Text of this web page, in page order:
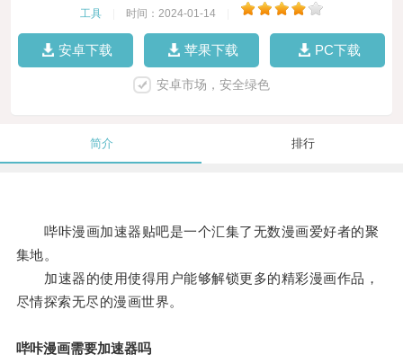
工具 时间：2024-01-14
安卓下载 苹果下载 PC下载
安卓市场，安全绿色
简介 排行
哔咔漫画加速器贴吧是一个汇集了无数漫画爱好者的聚
集地。
加速器的使用使得用户能够解锁更多的精彩漫画作品，
尽情探索无尽的漫画世界。
哔咔漫画需要加速器吗